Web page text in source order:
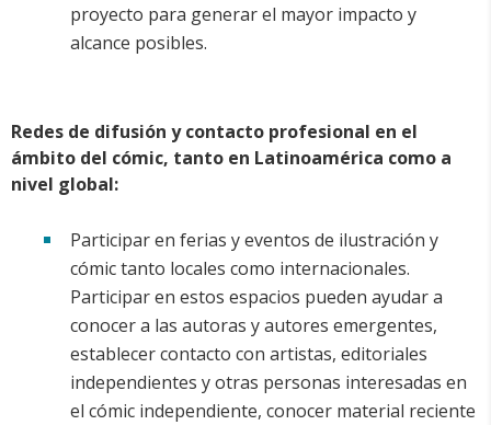
proyecto para generar el mayor impacto y
alcance posibles.
Redes de difusión y contacto profesional en el
ámbito del cómic, tanto en Latinoamérica como a
nivel global:
Participar en ferias y eventos de ilustración y
cómic tanto locales como internacionales.
Participar en estos espacios pueden ayudar a
conocer a las autoras y autores emergentes,
establecer contacto con artistas, editoriales
independientes y otras personas interesadas en
el cómic independiente, conocer material reciente